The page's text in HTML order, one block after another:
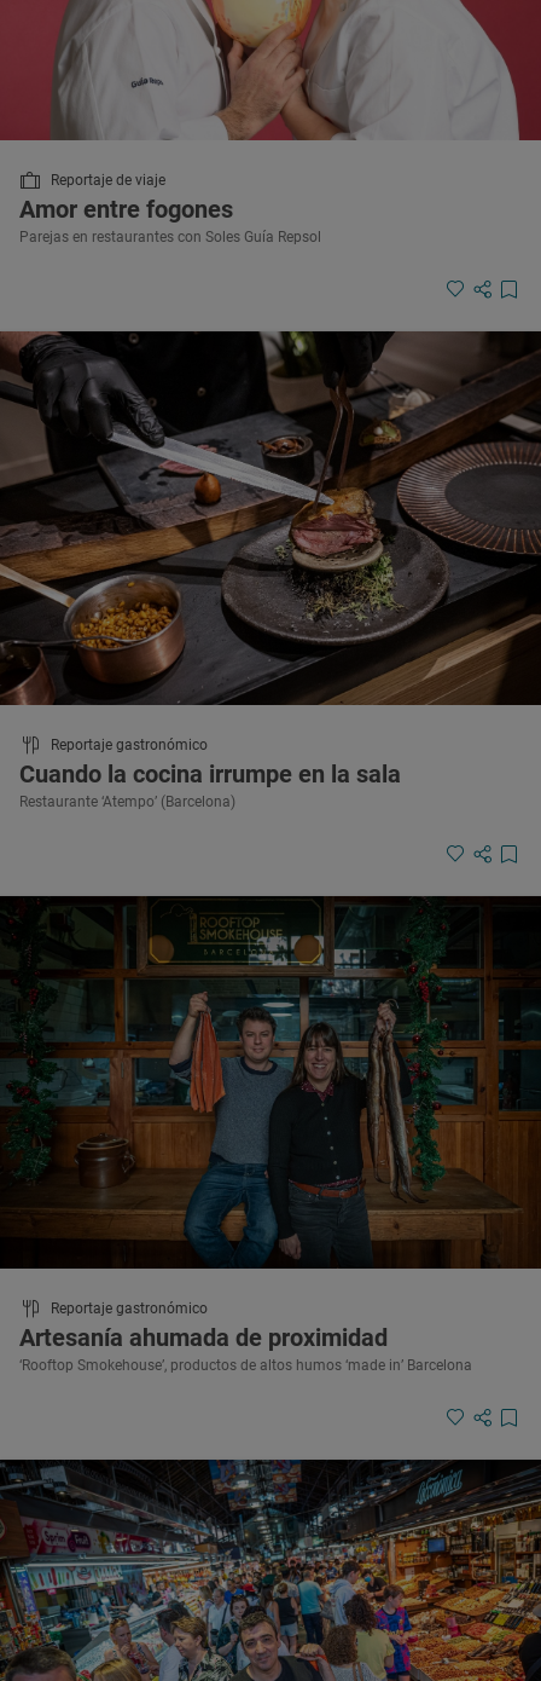
Reportaje de viaje
Amor entre fogones
Parejas en restaurantes con Soles Guía Repsol
Reportaje gastronómico
Cuando la cocina irrumpe en la sala
Restaurante ‘Atempo’ (Barcelona)
Reportaje gastronómico
Artesanía ahumada de proximidad
‘Rooftop Smokehouse’, productos de altos humos ‘made in’ Barcelona